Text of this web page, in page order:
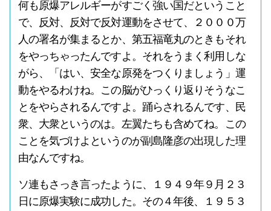
何も原爆アレルギーがすごく強い国だということ
で、反対、反対で反対運動をさせて、２０００万
人の署名が集まるとか、第五福竜丸のときもそれ
をやっちゃったんですよ。それをうまく利用しな
がら、「はい、安全な原発をつくりましょう」運
動をやるわけね。この脳がひっくり返りそうなこ
とをやらされるんですよ。踊らされるんです、民
衆、大衆というのは。左翼たちも含めてね。この
ことを気づけよというのが副島隆彦の出現した理
由なんですね。
ソ連もさっき言ったように、１９４９年９月２３
日に原爆実験に成功した。その４年後、１９５３